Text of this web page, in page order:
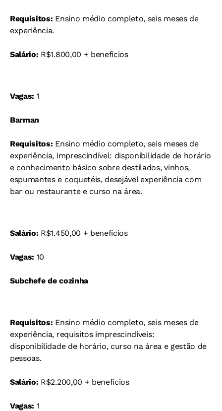
Requisitos: Ensino médio completo, seis meses de
experiência.
Salário: R$1.800,00 + benefícios
Vagas: 1
Barman
Requisitos: Ensino médio completo, seis meses de
experiência, imprescindível: disponibilidade de horário
e conhecimento básico sobre destilados, vinhos,
espumantes e coquetéis, desejável experiência com
bar ou restaurante e curso na área.
Salário: R$1.450,00 + benefícios
Vagas: 10
Subchefe de cozinha
Requisitos: Ensino médio completo, seis meses de
experiência, requisitos imprescindíveis:
disponibilidade de horário, curso na área e gestão de
pessoas.
Salário: R$2.200,00 + benefícios
Vagas: 1